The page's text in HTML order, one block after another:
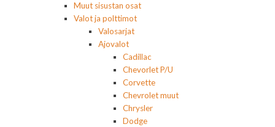
Muut sisustan osat
Valot ja polttimot
Valosarjat
Ajovalot
Cadillac
Chevorlet P/U
Corvette
Chevrolet muut
Chrysler
Dodge